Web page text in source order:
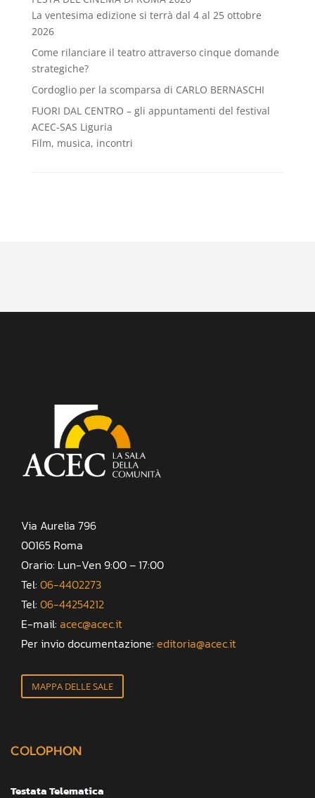
La ventesima edizione si terrà dal 4 al 25 ottobre
2026
Come rilanciare il teatro attraverso cinque domande
strategiche?
Cordoglio per la scomparsa di CARLO BERNASCHI
FUORI DAL CENTRO – gli appuntamenti del festival
ACEC-SAS Liguria
Film, musica, incontri
Via Aurelia 796
00165 Roma
Orario: Lun-Ven 9:00 – 17:00
Tel: 06-4402273
Tel: 06-44254212
E-mail: acec@acec.it
Per invio documentazione: editoria@acec.it
MAPPA DELLE SALE
COLOPHON
Testata Telematica